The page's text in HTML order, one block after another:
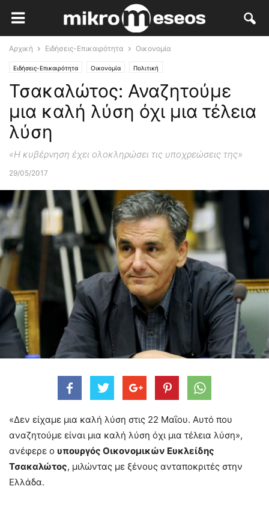
Αρχική Ειδήσεις-Επικαιρότητα Οικονομία
Ειδήσεις-Επικαιρότητα Οικονομία Πολιτική
Τσακαλώτος: Αναζητούμε
μια καλή λύση όχι μια τέλεια
λύση
«Η κυβέρνηση έχει ολοκληρώσει τις υποχρεώσεις της»
29/05/2017
«Δεν είχαμε μια καλή λύση στις 22 Μαΐου. Αυτό που
αναζητούμε είναι μια καλή λύση όχι μια τέλεια λύση»,
ανέφερε ο υπουργός Οικονομικών Ευκλείδης
Τσακαλώτος, μιλώντας με ξένους ανταποκριτές στην
Ελλάδα.